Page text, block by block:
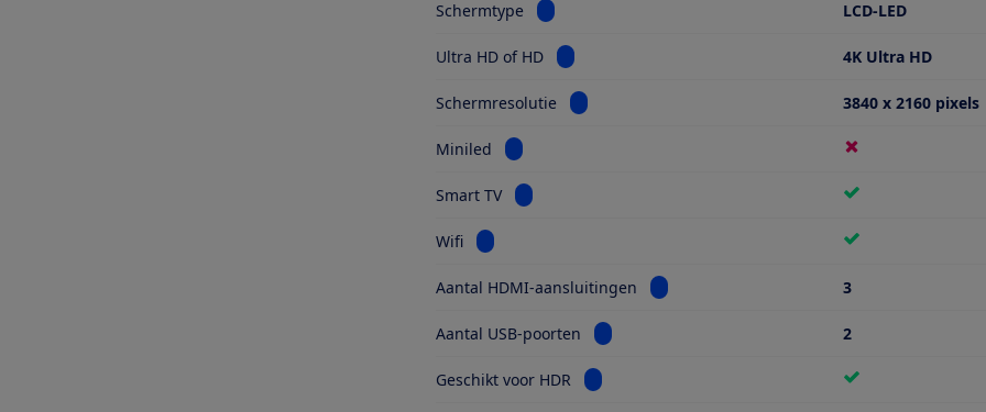
Schermtype Bekijk informatie voor Schermtype LCD-LED
Ultra HD of HD Bekijk informatie voor Ultra HD of HD 4K Ultra HD
Schermresolutie Bekijk informatie voor Schermresolutie3840 x 2160 pixels
Miniled Bekijk informatie voor Miniled
Smart TV Bekijk informatie voor Smart TV
Wifi Bekijk informatie voor Wifi
Aantal HDMI-aansluitingen Bekijk informatie voor Aantal HDMI-
3
Aantal USB-poorten Bekijk informatie voor Aantal USB-poorten
2
Geschikt voor HDR Bekijk informatie voor Geschikt voor HDR